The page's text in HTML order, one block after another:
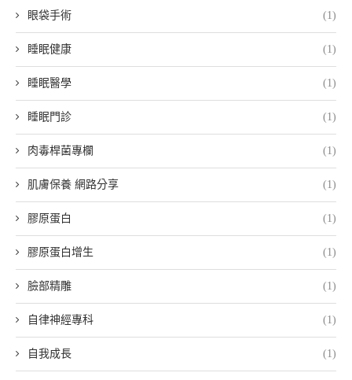
眼袋手術 (1)
睡眠健康 (1)
睡眠醫學 (1)
睡眠門診 (1)
肉毒桿菌專欄 (1)
肌膚保養 網路分享 (1)
膠原蛋白 (1)
膠原蛋白增生 (1)
臉部精雕 (1)
自律神經專科 (1)
自我成長 (1)